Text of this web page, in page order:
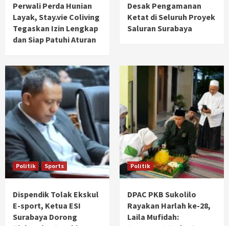
Perwali Perda Hunian
Layak, Stay.vie Coliving
Tegaskan Izin Lengkap
dan Siap Patuhi Aturan
Desak Pengamanan
Ketat di Seluruh Proyek
Saluran Surabaya
Politik Sports
Dispendik Tolak Ekskul
E-sport, Ketua ESI
Surabaya Dorong
Politik
DPAC PKB Sukolilo
Rayakan Harlah ke-28,
Laila Mufidah: